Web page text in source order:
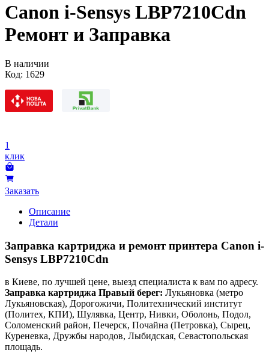
Canon i-Sensys LBP7210Cdn
Ремонт и Заправка
В наличии
Код: 1629
1
клик
Заказать
Описание
Детали
Заправка картриджа и ремонт принтера Canon i-
Sensys LBP7210Cdn
в Киеве, по лучшей цене, выезд специалиста к вам по адресу.
Заправка картриджа Правый берег: Лукьяновка (метро
Лукьяновская), Дорогожичи, Политехнический институт
(Политех, КПИ), Шулявка, Центр, Нивки, Оболонь, Подол,
Соломенский район, Печерск, Почайна (Петровка), Сырец,
Куреневка, Дружбы народов, Лыбидская, Севастопольская
площадь.